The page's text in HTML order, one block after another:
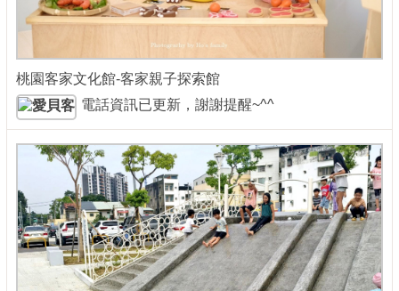
桃園客家文化館-客家親子探索館
電話資訊已更新，謝謝提醒~^^